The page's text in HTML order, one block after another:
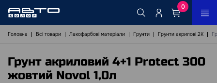
0
Головна Всі товари Лакофарбові матеріали Грунти Грунти акрилові 2К
Грунт акриловий 4+1 Protect 300
жовтий Novol 1,0л